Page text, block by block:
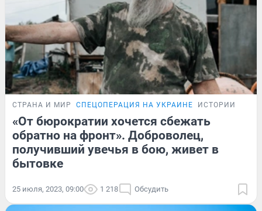
СТРАНА И МИР СПЕЦОПЕРАЦИЯ НА УКРАИНЕ ИСТОРИИ
«От бюрократии хочется сбежать
обратно на фронт». Доброволец,
получивший увечья в бою, живет в
бытовке
25 июля, 2023, 09:00 1 218 Обсудить